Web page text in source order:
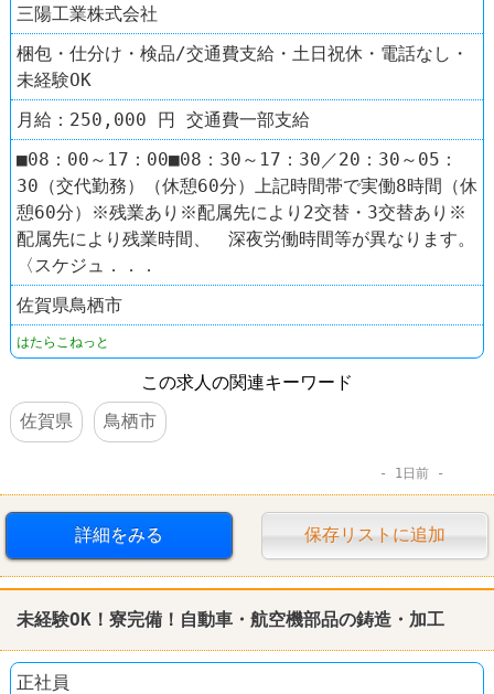
三陽工業株式会社
梱包・仕分け・検品/交通費支給・土日祝休・電話なし・
未経験OK
月給：250,000 円 交通費一部支給
■08：00～17：00■08：30～17：30／20：30～05：
30（交代勤務）（休憩60分）上記時間帯で実働8時間（休
憩60分）※残業あり※配属先により2交替・3交替あり※
配属先により残業時間、 深夜労働時間等が異なります。
〈スケジュ．．．
佐賀県鳥栖市
はたらこねっと
この求人の関連キーワード
佐賀県
鳥栖市
1日前
詳細をみる 保存リストに追加
未経験OK！寮完備！自動車・航空機部品の鋳造・加工
正社員